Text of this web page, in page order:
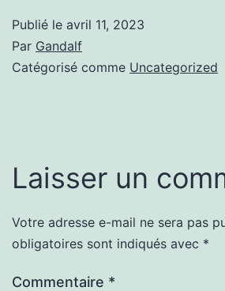
Publié le avril 11, 2023
Par Gandalf
Catégorisé comme Uncategorized
Laisser un
Votre adresse e-mail ne sera pas
obligatoires sont indiqués avec *
Commentaire *